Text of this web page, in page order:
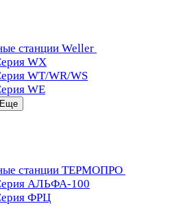
станции Weller
WX
WT/WR/WS
WE
Еще
станции ТЕРМОПРО
АЛЬФА-100
ФРЦ